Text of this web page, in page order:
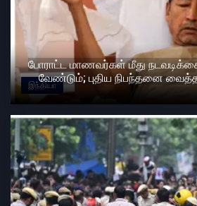
இந்தியா
போராட்ட மாணவர்கள் மீது
வேண்டும்; புதிய நிபந்தனை